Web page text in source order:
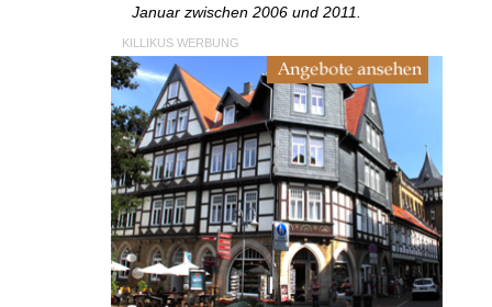
Januar zwischen 2006 und 2011.
KILLIKUS WERBUNG